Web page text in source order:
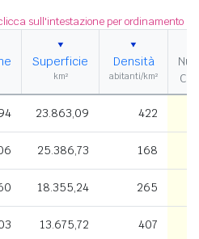
sull'intestazione per ordinamento
Superficie
km²
Densità
abitanti/km²
23.863,09 422
25.386,73 168
18.355,24 265
13.675,72 407